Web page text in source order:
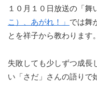
１０月１０日放送の「舞
こ）、あがれ！」 では舞
とを祥子から教わります。
失敗しても少しずつ成長
い「さだ」さんの語りで